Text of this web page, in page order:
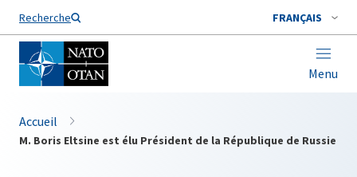
Recherche FRANÇAIS
Menu
Nom de famille*
Accueil
M. Boris Eltsine est élu Président de la République de Russie